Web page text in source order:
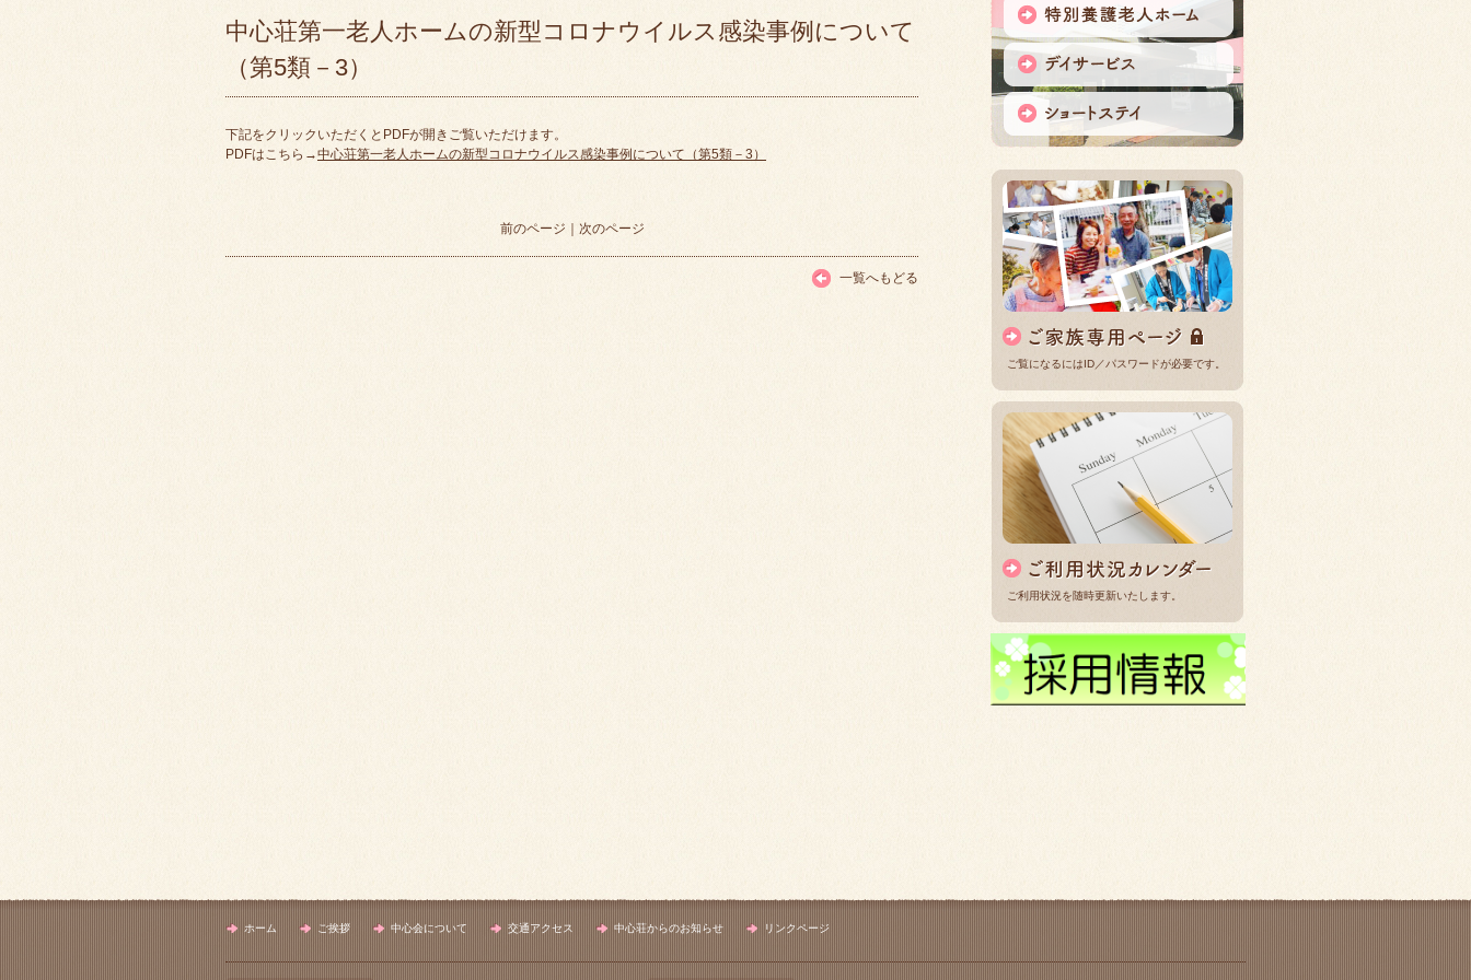
中心荘第一老人ホームの新型コロナウイルス感染事例について
（第5類－3）
下記をクリックいただくとPDFが開きご覧いただけます。
PDFはこちら→中心荘第一老人ホームの新型コロナウイルス感染事例について（第5類－3）
前のページ 次のページ
一覧へもどる
ご覧になるにはID／パスワードが必要です。
ご利用状況を随時更新いたします。
ホーム ご挨拶 中心会について 交通アクセス 中心荘からのお知らせ リンクページ